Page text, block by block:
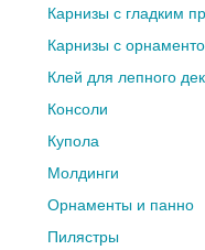
Карнизы с гладким
Карнизы с
Клей для лепного
Консоли
Купола
Молдинги
Орнаменты и панно
Пилястры